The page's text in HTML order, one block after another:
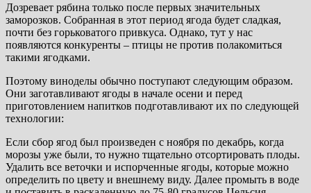
Дозревает рябина только после первых значительных
заморозков. Собранная в этот период ягода будет сладкая,
почти без горьковатого привкуса. Однако, тут у нас
появляются конкуренты – птицы не против полакомиться
такими ягодками.
Поэтому виноделы обычно поступают следующим образом.
Они заготавливают ягоды в начале осени и перед
приготовлением напитков подготавливают их по следующей
технологии:
Если сбор ягод был произведен с ноября по декабрь, когда
морозы уже были, то нужно тщательно отсортировать плоды.
Удалить все веточки и испорченные ягоды, которые можно
определить по цвету и внешнему виду. Далее промыть в воде